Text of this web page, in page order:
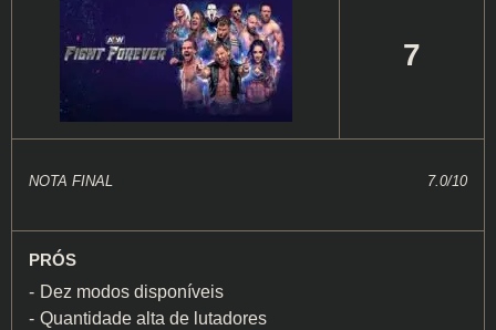
7
NOTA FINAL 7.0/10
PRÓS
Dez modos disponíveis
Quantidade alta de lutadores